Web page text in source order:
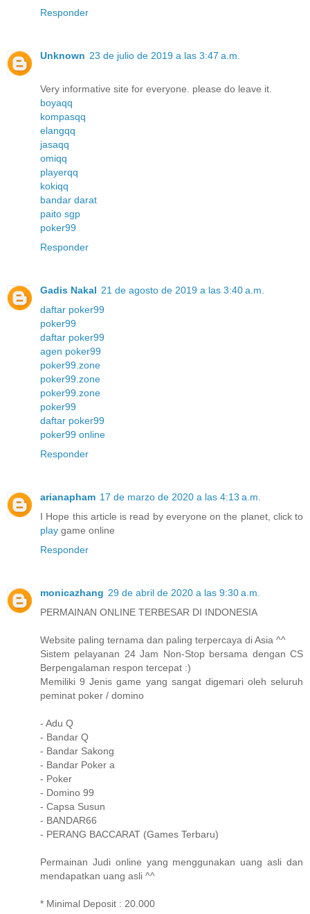
Responder
Unknown 23 de julio de 2019 a las 3:47 a.m.
Very informative site for everyone. please do leave it.
boyaqq
kompasqq
elangqq
jasaqq
omiqq
playerqq
kokiqq
bandar darat
paito sgp
poker99
Responder
Gadis Nakal 21 de agosto de 2019 a las 3:40 a.m.
daftar poker99
poker99
daftar poker99
agen poker99
poker99.zone
poker99.zone
poker99.zone
poker99
daftar poker99
poker99 online
Responder
arianapham 17 de marzo de 2020 a las 4:13 a.m.
I Hope this article is read by everyone on the planet, click to
play game online
Responder
monicazhang 29 de abril de 2020 a las 9:30 a.m.
PERMAINAN ONLINE TERBESAR DI INDONESIA
Website paling ternama dan paling terpercaya di Asia ^^
Sistem pelayanan 24 Jam Non-Stop bersama dengan CS
Berpengalaman respon tercepat :)
Memiliki 9 Jenis game yang sangat digemari oleh seluruh
peminat poker / domino
- Adu Q
- Bandar Q
- Bandar Sakong
- Bandar Poker a
- Poker
- Domino 99
- Capsa Susun
- BANDAR66
- PERANG BACCARAT (Games Terbaru)
Permainan Judi online yang menggunakan uang asli dan
mendapatkan uang asli ^^
* Minimal Deposit : 20.000